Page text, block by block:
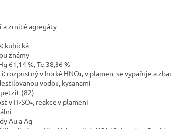
a zrnité agregáty
kubická
známy
61,14 %, Te 38,86 %
rozpustný v horké HNO₃, v plameni se vypařuje a
vodou, kysanami
petzit (82)
v H₂SO₄, reakce v plameni
Au a Ag